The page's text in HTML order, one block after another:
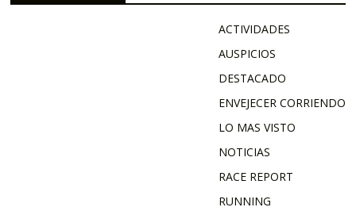
ACTIVIDADES
AUSPICIOS
DESTACADO
ENVEJECER CORRIENDO
LO MAS VISTO
NOTICIAS
RACE REPORT
RUNNING